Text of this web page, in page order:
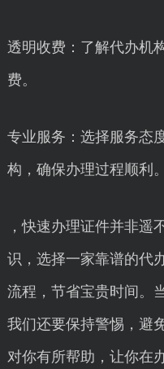
透明收费：了解代办机
费。
专业服务：选择服务态
构，确保办理过程顺利。
，快速办理证件并非遥
识，选择一家靠谱的代
流程，节省宝贵时间。
我们还要保持警惕，避
对你有所帮助，让你在